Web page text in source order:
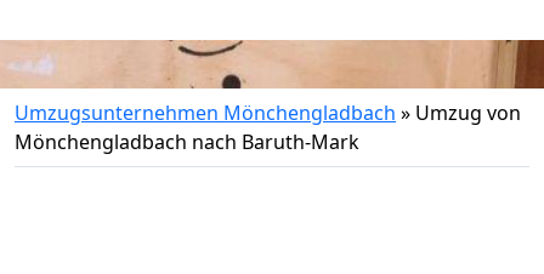
Umzugsunternehmen Mönchengladbach » Umzug von
Mönchengladbach nach Baruth-Mark